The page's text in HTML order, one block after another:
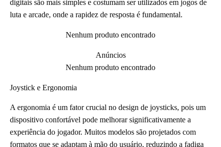
digitais são mais simples e costumam ser utilizados em jogos de
luta e arcade, onde a rapidez de resposta é fundamental.
Nenhum produto encontrado
Anúncios
Nenhum produto encontrado
Joystick e Ergonomia
A ergonomia é um fator crucial no design de joysticks, pois um
dispositivo confortável pode melhorar significativamente a
experiência do jogador. Muitos modelos são projetados com
formatos que se adaptam à mão do usuário, reduzindo a fadiga